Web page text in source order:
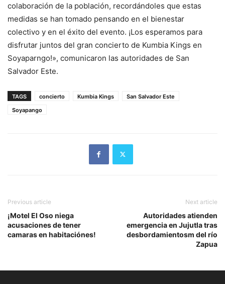
colaboración de la población, recordándoles que estas
medidas se han tomado pensando en el bienestar
colectivo y en el éxito del evento. ¡Los esperamos para
disfrutar juntos del gran concierto de Kumbia Kings en
Soyaparngo!», comunicaron las autoridades de San
Salvador Este.
TAGS concierto Kumbia Kings
San Salvador Este
Soyapango
Previous article
¡Motel El Oso niega
acusaciones de tener
camaras en habitaciónes!
Next article
Autoridades atienden
emergencia en Jujutla tras
desbordamientosm del río
Zapua